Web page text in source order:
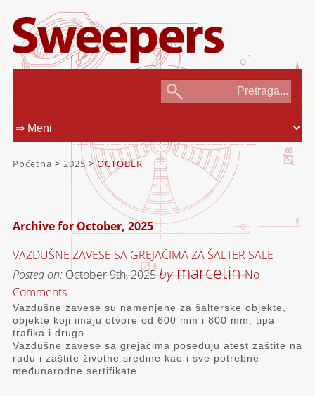
Početna > 2025 >OCTOBER
Archive for October, 2025
VAZDUŠNE ZAVESE SA GREJAČIMA ZA ŠALTER SALE
Posted on: October 9th, 2025bymarcetin No
Comments
Vazdušne zavese su namenjene za šalterske objekte,
objekte koji imaju otvore od 600 mm i 800 mm, tipa
trafika i drugo.
Vazdušne zavese sa grejačima poseduju atest zaštite na
radu i zaštite životne sredine kao i sve potrebne
međunarodne sertifikate.